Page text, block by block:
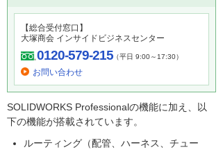
【総合受付窓口】
大塚商会 インサイドビジネスセンター
0120-579-215（平日 9:00～17:30）
お問い合わせ
SOLIDWORKS Professionalの機能に加え、以
下の機能が搭載されています。
ルーティング（配管、ハーネス、チュー